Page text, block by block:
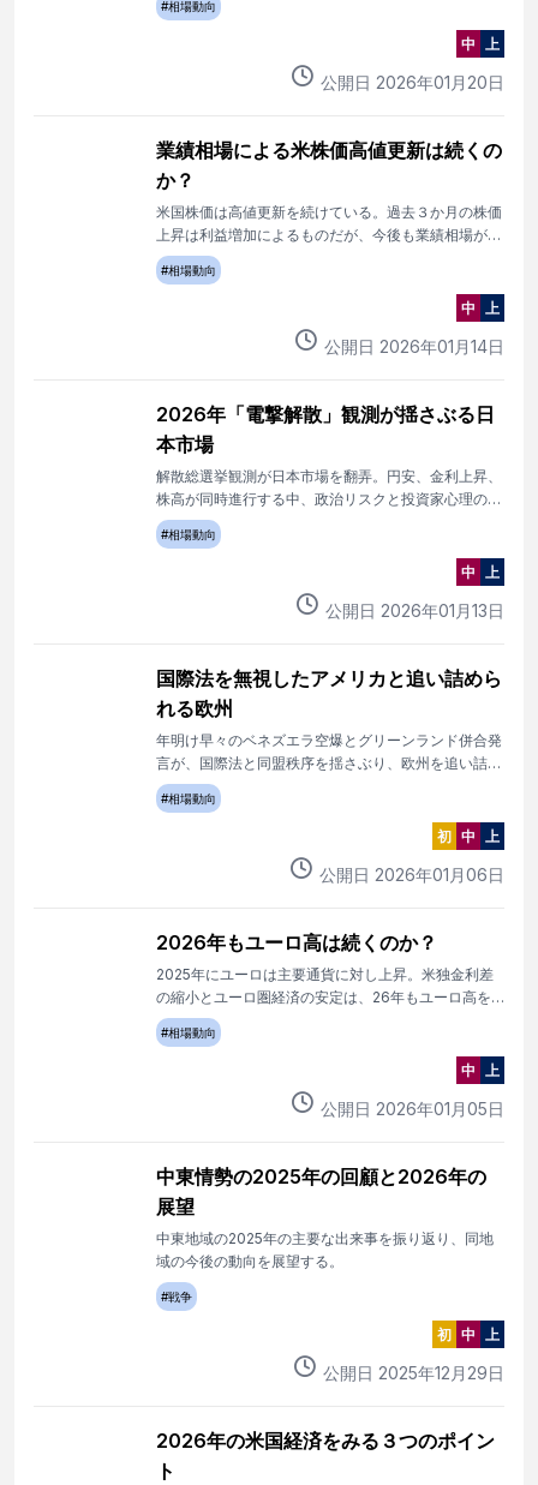
#相場動向
中 上
公開日 2026年01 月 20日
業績相場による米株価高値更新は続くの
か？
米国株価は高値更新を続けている。過去３か月の株価
上昇は利益増加によるものだが、今後も業績相場が続
くかどうかは疑問である。
#相場動向
中 上
公開日 2026年01 月14日
2026年「電撃解散」観測が揺さぶる日
本市場
解散総選挙観測が日本市場を翻弄。円安、金利上昇、
株高が同時進行する中、政治リスクと投資家心理の変
化を読み解く。
#相場動向
中 上
公開日 2026年01 月13日
国際法を無視したアメリカと追い詰めら
れる欧州
年明け早々のベネズエラ空爆とグリーンランド併合発
言が、国際法と同盟秩序を揺さぶり、欧州を追い詰め
ている。
#相場動向
初 中 上
公開日 2026年01 月06日
2026年もユーロ高は続くのか？
2025年にユーロは主要通貨に対し上昇。米独金利差
の縮小とユーロ圏経済の安定は、26年もユーロ高を
支えるのか。
#相場動向
中 上
公開日 2026年01 月05日
中東情勢の2025年の回顧と2026年の
展望
中東地域の2025年の主要な出来事を振り返り、同地
域の今後の動向を展望する。
#戦争
初 中 上
公開日 2025年12 月 29日
2026年の米国経済をみる３つのポイン
ト